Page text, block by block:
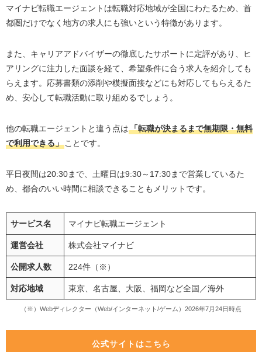
マイナビ転職エージェントは転職対応地域が全国にわたるため、首
都圏だけでなく地方の求人にも強いという特徴があります。
また、キャリアアドバイザーの徹底したサポートに定評があり、ヒ
アリングに注力した面談を経て、希望条件に合う求人を紹介しても
らえます。応募書類の添削や模擬面接などにも対応してもらえるた
め、安心して転職活動に取り組めるでしょう。
他の転職エージェントと違う点は「転職が決まるまで無期限・無料
で利用できる」ことです。
平日夜間は20:30まで、土曜日は9:30～17:30まで営業しているた
め、都合のいい時間に相談できることもメリットです。
サービス名 マイナビ転職エージェント
運営会社 株式会社マイナビ
公開求人数 224件（※）
対応地域 東京、名古屋、大阪、福岡など全国／海外
（※）Webディレクター（Web/インターネット/ゲーム）2026年7月24日時点
公式サイトはこちら